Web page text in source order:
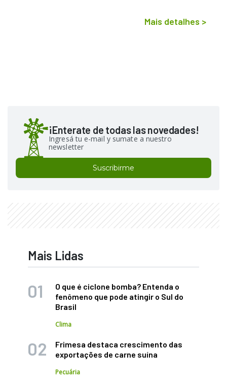
Mais detalhes >
¡Enterate de todas las novedades!
Ingresá tu e-mail y sumate a nuestro
newsletter
Suscribirme
Mais Lidas
O que é ciclone bomba? Entenda o
fenômeno que pode atingir o Sul do
Brasil
Clima
Frimesa destaca crescimento das
exportações de carne suína
Pecuária